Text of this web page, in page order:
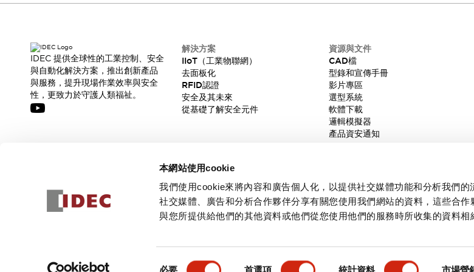
本網站使用cookie
我們使用cookie來將內容和廣告個人化，以提供社交媒體功能和分析我們的
社交媒體、廣告和分析合作夥伴分享有關您使用我們網站的資料，這些合作
與您所提供給他們的其他資料或他們從您使用他們的服務時所收集的資料相
必要 首選項 統計資料 市場營
IDEC 提供全球性的工業控制、安全
與自動化解決方案，推出創新產品
與服務，提升現場作業效率與安全
性，更致力於守護人類福祉。
解決方案
IIoT（工業物聯網）
去面板化
RFID認證
安全及其未來
從基礎了解安全元件
資源與文件
CAD檔
型錄和宣傳手冊
影片專區
選型系統
軟體下載
邏輯模擬器
產品資安通知
訂閱
隱私權政策使用條款